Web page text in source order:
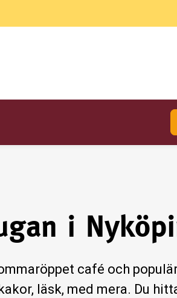
i
café och
läsk, med mera. Du